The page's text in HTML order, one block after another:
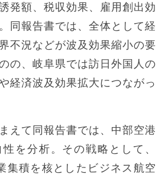
発額、税収効果、雇用創出効
同報告書では、全体として経
不況などが波及効果縮小の要
の、岐阜県では訪日外国人の
経済波及効果拡大につながっ
えて同報告書では、中部空港
を分析。その戦略として、
集積を核としたビジネス航空